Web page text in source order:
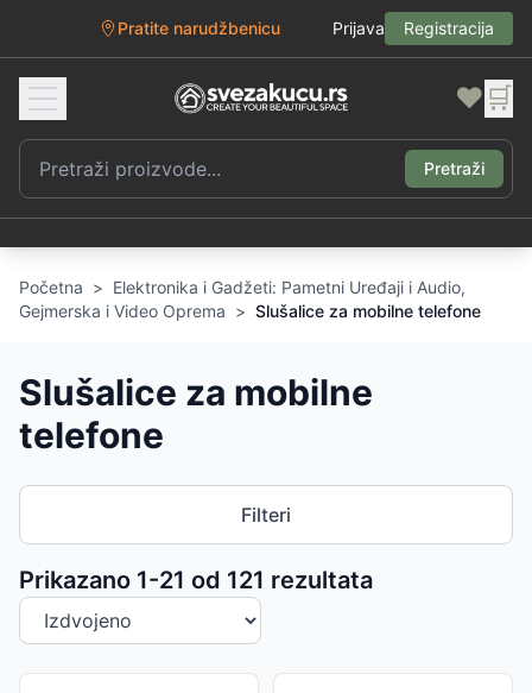
Pratite narudžbenicu Prijava Registracija
❤️ 🛒
Pretraži
Početna > Elektronika i Gadžeti: Pametni Uređaji i Audio,
Gejmerska i Video Oprema > Slušalice za mobilne telefone
Slušalice za mobilne
telefone
Filteri
Prikazano 1-21 od 121 rezultata
Sortiranje proizvoda